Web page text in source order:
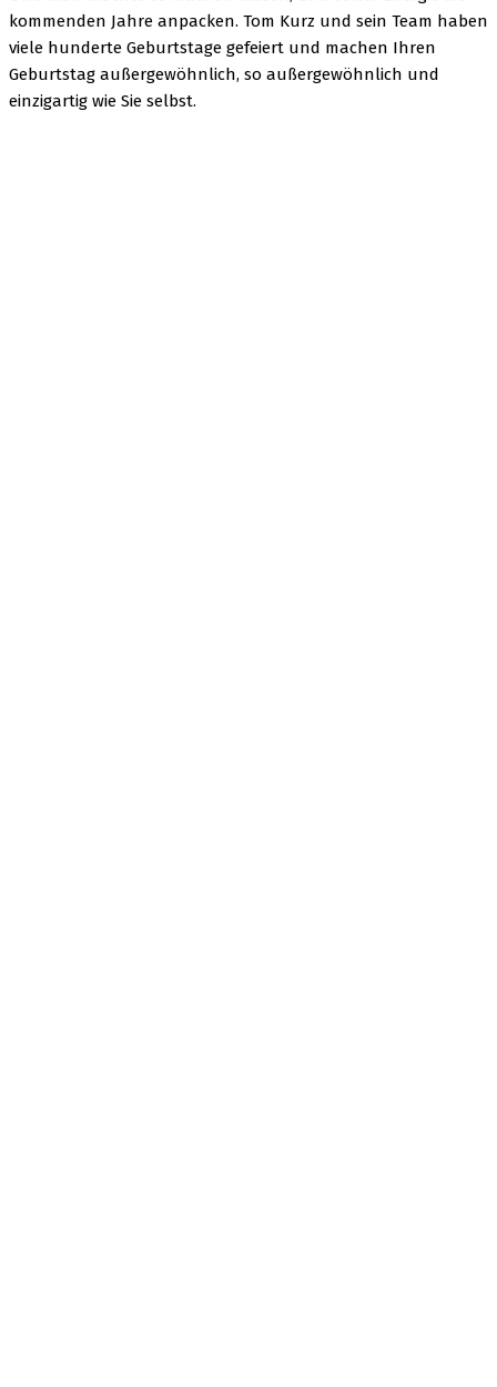
kommenden Jahre anpacken. Tom Kurz und sein Team haben
viele hunderte Geburtstage gefeiert und machen Ihren
Geburtstag außergewöhnlich, so außergewöhnlich und
einzigartig wie Sie selbst.